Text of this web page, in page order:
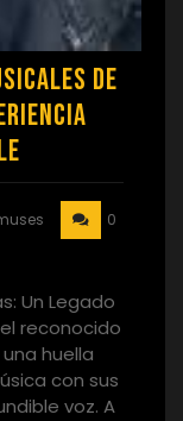
de
0
Un Legado
reconocido
huella
con sus
voz. A